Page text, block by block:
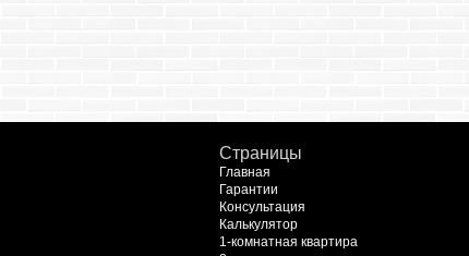
Страницы
Главная
Гарантии
Консультация
Калькулятор
1-комнатная квартира